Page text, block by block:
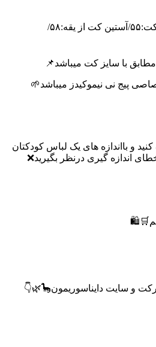
سایز۶۰👈پهنای کت:۴۷/قد کت:۵۵/آستین کت از یقه:۵۸/
با سایز کت میباشد📌
پیج نی نیموکیدز میباشد🌱
و بااندازه های یک لباس کودکتان
اندازه گیری درنظر بگیرید❌
و سایت دایناسوریمون🦕🌿👇